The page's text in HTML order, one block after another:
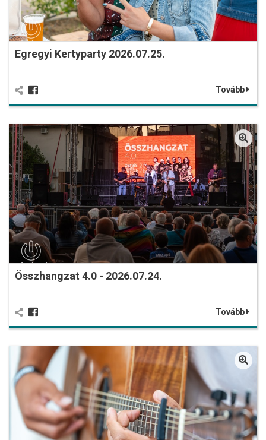
Egregyi Kertyparty 2026.07.25.
Tovább
Összhangzat 4.0 - 2026.07.24.
Tovább